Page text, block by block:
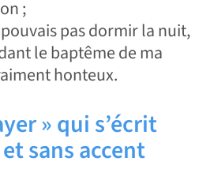
;
pas dormir la nuit,
le baptême de ma
honteux.
» qui s’écrit
sans accent